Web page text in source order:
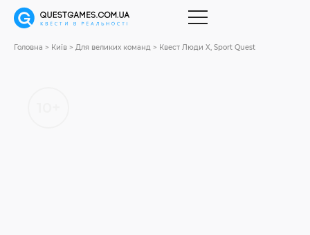
Головна Київ Для великих команд Квест Люди X, Sport Quest